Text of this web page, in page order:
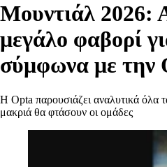
Μουντιάλ 2026:
μεγάλο φαβορί
σύμφωνα με την
Η Opta παρουσιάζει αναλυτικά όλα
μακριά θα φτάσουν οι ομάδες